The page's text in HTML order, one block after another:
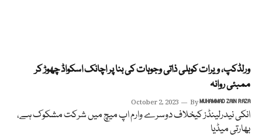
ورلڈکپ، ویرات کوہلی ذاتی وجوہات کی بنا پر اچانک اسکواڈ چھوڑ کر
ممبئی روانہ
October 2, 2023 ByMUHAMMAD ZAIN RAZA
انکی نیدرلینڈز کیخلاف دوسرے وارم اپ میچ میں شرکت مشکوک ہے،
بھارتی میڈیا